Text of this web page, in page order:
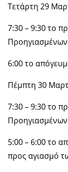
Τετάρτη 29
7:30 – 9:30 το
6:00 το
Πέμπτη 30
7:30 – 9:30 το
5:00 – 6:00 το
προς αγιασμό